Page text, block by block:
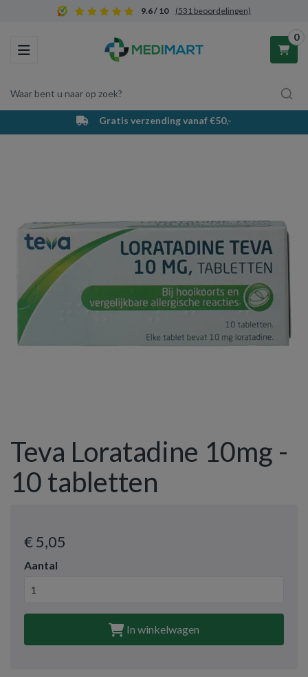
9.6 / 10 (531 beoordelingen)
Toggle navigation
Waar bent u naar op zoek?
0
Winkelwagen
Gratis verzending vanaf €50,-
Teva Loratadine 10mg -
10 tabletten
€ 5,05
Aantal
In winkelwagen